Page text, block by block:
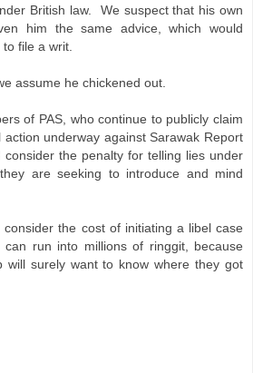
British law. We suspect that his own
him the same advice, which would
file a writ.
assume he chickened out.
of PAS, who continue to publicly claim
underway against Sarawak Report
consider the penalty for telling lies under
are seeking to introduce and mind
the cost of initiating a libel case
run into millions of ringgit, because
will surely want to know where they got